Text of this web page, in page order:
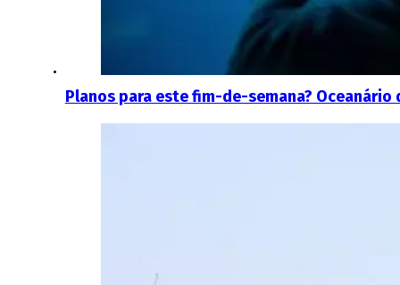
Planos para este fim-de-semana?